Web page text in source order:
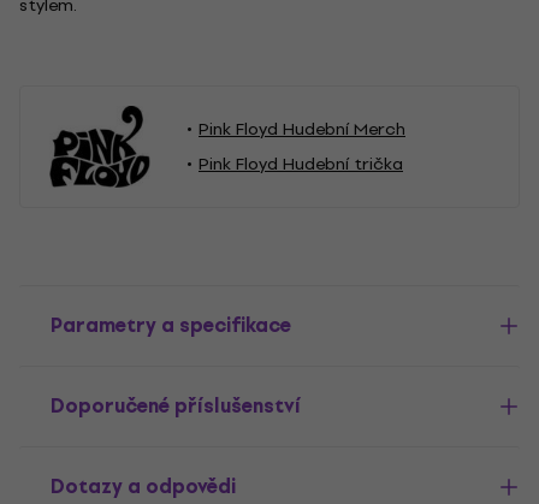
Pink Floyd Hudební Merch
Pink Floyd Hudební trička
Parametry a specifikace
Doporučené příslušenství
Dotazy a odpovědi